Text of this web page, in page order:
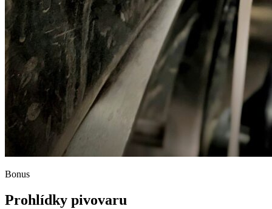
Bonus
Prohlídky pivovaru